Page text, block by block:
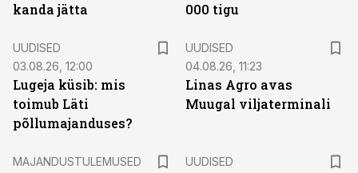
kanda jätta
000 tigu
UUDISED
03.08.26, 12:00
Lugeja küsib: mis
toimub Läti
põllumajanduses?
UUDISED
04.08.26, 11:23
Linas Agro avas
Muugal viljaterminali
MAJANDUSTULEMUSED
UUDISED